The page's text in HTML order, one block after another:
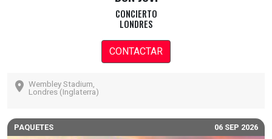
CONCIERTO
LONDRES
CONTACTAR
Wembley Stadium,
Londres (Inglaterra)
PAQUETES 06 SEP 2026